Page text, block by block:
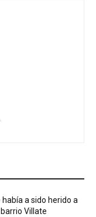
a sido herido a
Villate